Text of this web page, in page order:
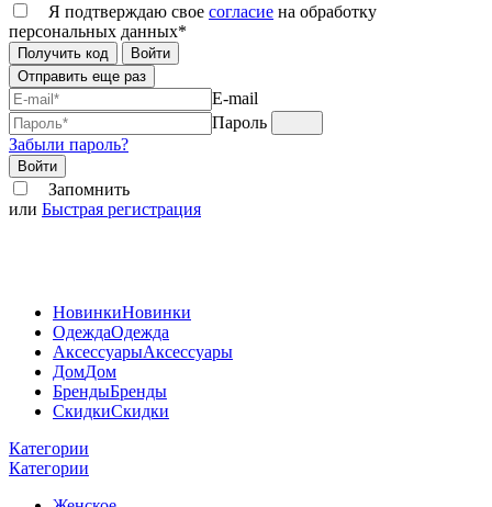
Я подтверждаю свое согласие на обработку
персональных данных*
Получить код
Войти
Отправить еще раз
E-mail
Пароль
Забыли пароль?
Войти
Запомнить
или Быстрая регистрация
НовинкиНовинки
ОдеждаОдежда
АксессуарыАксессуары
ДомДом
БрендыБренды
СкидкиСкидки
Категории
Категории